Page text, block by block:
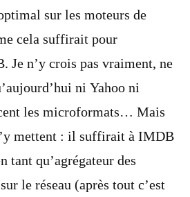
sur les moteurs de
cela suffirait pour
Je n’y crois pas vraiment, ne
ni Yahoo ni
les microformats… Mais
mettent : il suffirait à IMDB
tant qu’agrégateur des
le réseau (après tout c’est